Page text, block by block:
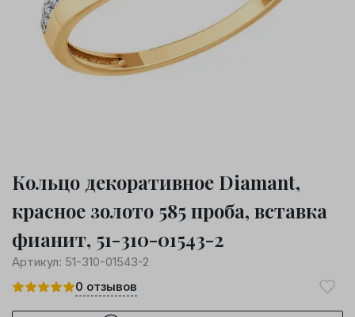
Кольцо декоративное Diamant,
красное золото 585 проба, вставка
фианит, 51-310-01543-2
Артикул: 51-310-01543-2
0 отзывов